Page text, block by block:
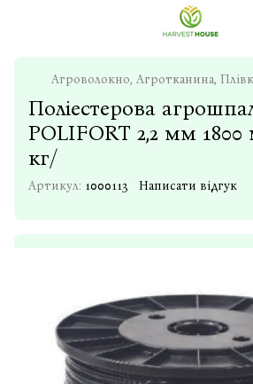
Агроволокно, Агротканина,
Поліестерова
POLIFORT 2,2 мм 1800
кг/
Артикул: 1000113 Написати відгук